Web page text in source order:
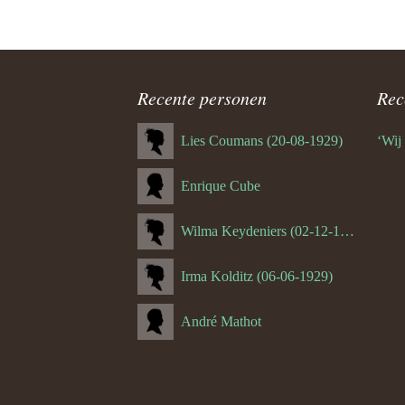
20.0
(Schin
ouder
navigatieRecente personen
Lies Coumans (20-08-1929)
Enrique Cube
Wilma Keydeniers (02-12-1953)
Irma Kolditz (06-06-1929)
André Mathot